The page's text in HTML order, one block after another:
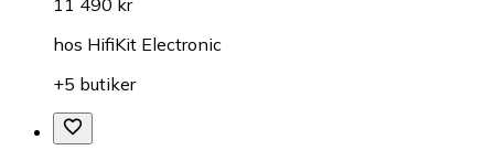
11 490 kr
hos HifiKit Electronic
+5 butiker